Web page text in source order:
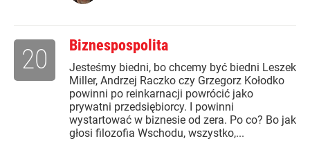
Biznespospolita
Jesteśmy biedni, bo chcemy być biedni Leszek
Miller, Andrzej Raczko czy Grzegorz Kołodko
powinni po reinkarnacji powrócić jako
prywatni przedsiębiorcy. I powinni
wystartować w biznesie od zera. Po co? Bo jak
głosi filozofia Wschodu, wszystko,...
20